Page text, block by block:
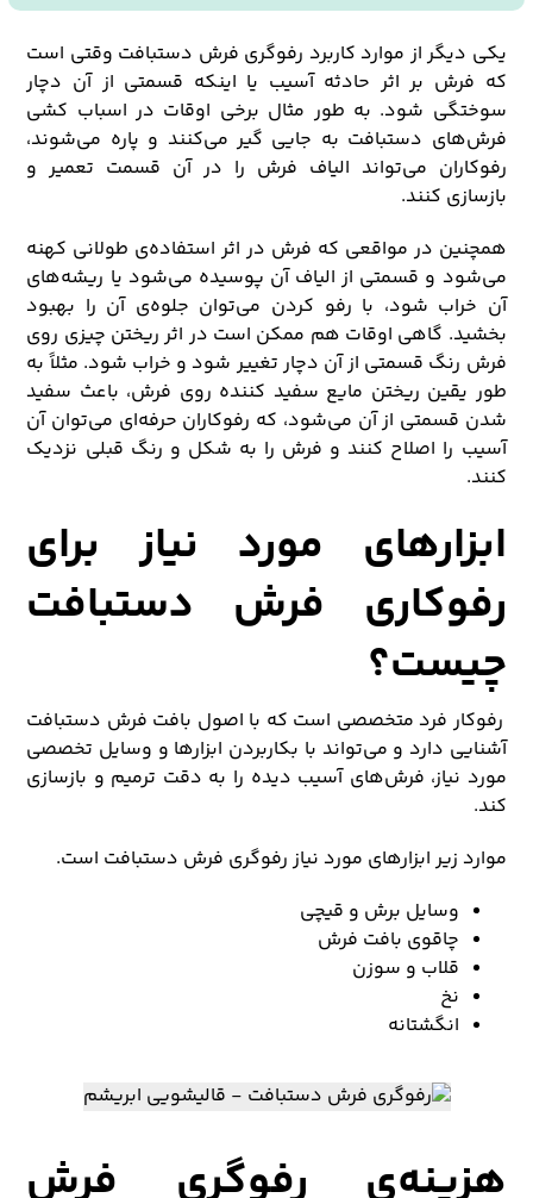
یکی دیگر از موارد کاربرد رفوگری فرش دستبافت وقتی است
که فرش بر اثر حادثه آسیب یا اینکه قسمتی از آن دچار
سوختگی شود. به طور مثال برخی اوقات در اسباب کشی
فرش‌های دستبافت به جایی گیر می‌کنند و پاره می‌شوند،
رفوکاران می‌تواند الیاف فرش را در آن قسمت تعمیر و
بازسازی کنند.
همچنین در مواقعی که فرش در اثر استفاده‌ی طولانی کهنه
می‌شود و قسمتی از الیاف آن پوسیده می‌شود یا ریشه‌های
آن خراب شود، با رفو کردن می‌توان جلوه‌ی آن را بهبود
بخشید. گاهی اوقات هم ممکن است در اثر ریختن چیزی روی
فرش رنگ قسمتی از آن دچار تغییر شود و خراب شود. مثلاً به
طور یقین ریختن مایع سفید کننده روی فرش، باعث سفید
شدن قسمتی از آن می‌شود، که رفوکاران حرفه‌ای می‌توان آن
آسیب را اصلاح کنند و فرش را به شکل و رنگ قبلی نزدیک
کنند.
ابزارهای مورد نیاز برای
رفوکاری فرش دستبافت
چیست؟
رفوکار فرد متخصصی است که با اصول بافت فرش دستبافت
آشنایی دارد و می‌تواند با بکاربردن ابزارها و وسایل تخصصی
مورد نیاز، فرش‌های آسیب دیده را به دقت ترمیم و بازسازی
کند.
موارد زیر ابزارهای مورد نیاز رفوگری فرش دستبافت است.
وسایل برش و قیچی
چاقوی بافت فرش
قلاب و سوزن
نخ
انگشتانه
هزینه‌ی رفوگری فرش